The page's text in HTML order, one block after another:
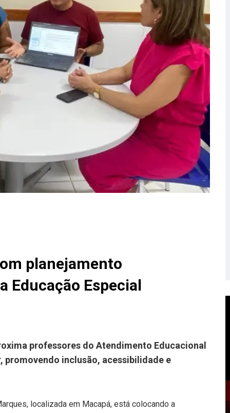
planejamento
Educação Especial
professores do Atendimento Educacional
promovendo inclusão, acessibilidade e
localizada em Macapá, está colocando a